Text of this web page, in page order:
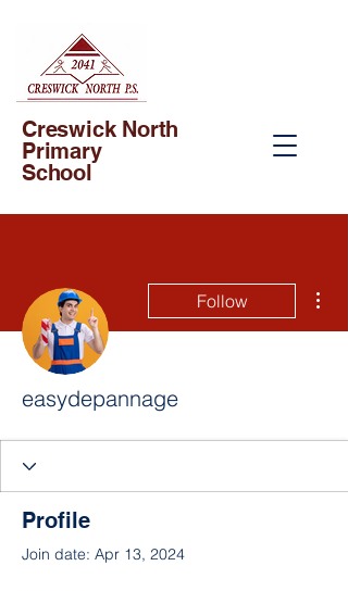
Creswick North
Primary
School
Follow
easydepannage
Profile
Join date: Apr 13, 2024